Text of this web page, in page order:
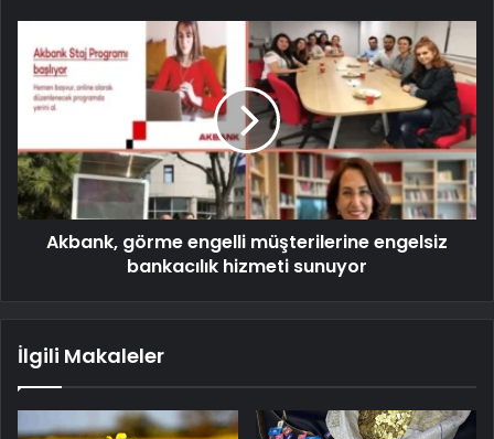
Akbank, görme engelli müşterilerine engelsiz
bankacılık hizmeti sunuyor
İlgili Makaleler